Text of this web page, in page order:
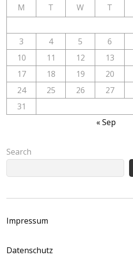
M T W T
3
4 5 6
10
11 12 13
17
18 19 20
24
25 26 27
31
« Sep
Search
Impressum
Datenschutz